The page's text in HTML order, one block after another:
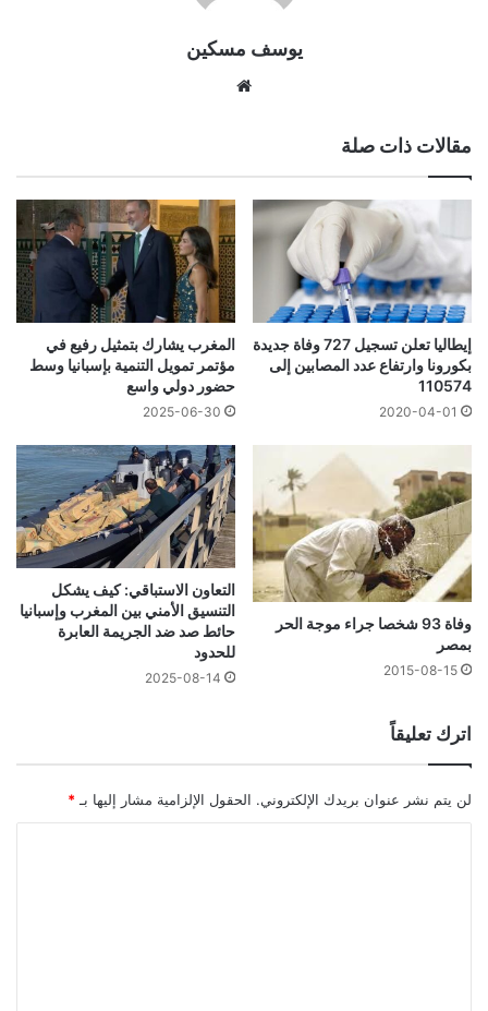
يوسف مسكين
مقالات ذات صلة
إيطاليا تعلن تسجيل 727 وفاة جديدة
بكورونا وارتفاع عدد المصابين إلى
110574
2020-04-01
المغرب يشارك بتمثيل رفيع في
مؤتمر تمويل التنمية بإسبانيا وسط
حضور دولي واسع
2025-06-30
وفاة 93 شخصا جراء موجة الحر
بمصر
2015-08-15
التعاون الاستباقي: كيف يشكل
التنسيق الأمني بين المغرب وإسبانيا
حائط صد ضد الجريمة العابرة
للحدود
2025-08-14
اترك تعليقاً
لن يتم نشر عنوان بريدك الإلكتروني. الحقول الإلزامية مشار إليها بـ *